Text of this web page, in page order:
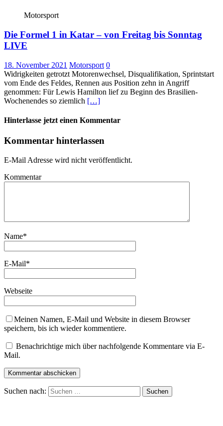
Motorsport
Die Formel 1 in Katar – von Freitag bis Sonntag
LIVE
18. November 2021 Motorsport 0
Widrigkeiten getrotzt Motorenwechsel, Disqualifikation, Sprintstart
vom Ende des Feldes, Rennen aus Position zehn in Angriff
genommen: Für Lewis Hamilton lief zu Beginn des Brasilien-
Wochenendes so ziemlich […]
Hinterlasse jetzt einen Kommentar
Kommentar hinterlassen
E-Mail Adresse wird nicht veröffentlicht.
Kommentar
Name*
E-Mail*
Webseite
Meinen Namen, E-Mail und Website in diesem Browser
speichern, bis ich wieder kommentiere.
Benachrichtige mich über nachfolgende Kommentare via E-
Mail.
Suchen nach: